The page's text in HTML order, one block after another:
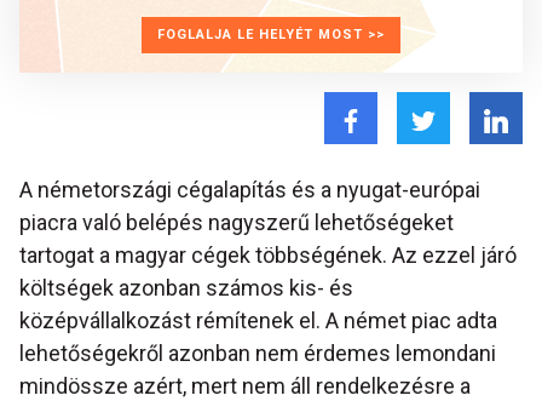
FOGLALJA LE HELYÉT MOST >>
A németországi cégalapítás és a nyugat-európai
piacra való belépés nagyszerű lehetőségeket
tartogat a magyar cégek többségének. Az ezzel járó
költségek azonban számos kis- és
középvállalkozást rémítenek el. A német piac adta
lehetőségekről azonban nem érdemes lemondani
mindössze azért, mert nem áll rendelkezésre a